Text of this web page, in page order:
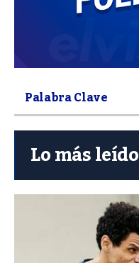
Lo más leído